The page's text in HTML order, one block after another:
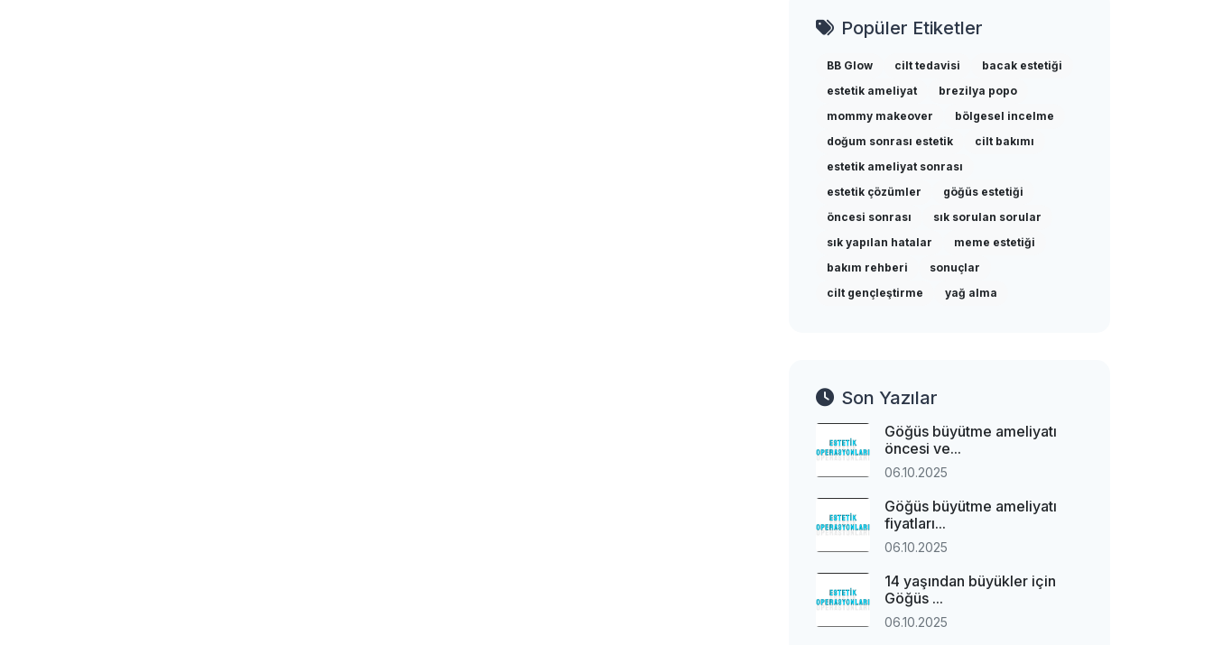
Popüler Etiketler
BB Glow cilt tedavisi
bacak estetiği
estetik ameliyat
brezilya popo
mommy makeover
bölgesel incelme
doğum sonrası estetik
cilt bakımı
estetik ameliyat sonrası
estetik çözümler
göğüs estetiği
öncesi sonrası
sık sorulan sorular
sık yapılan hatalar
meme estetiği
bakım rehberi
sonuçlar
cilt gençleştirme
yağ alma
Son Yazılar
Göğüs büyütme ameliyatı
öncesi ve...
06.10.2025
Göğüs büyütme ameliyatı
fiyatları...
06.10.2025
14 yaşından büyükler için
Göğüs ...
06.10.2025